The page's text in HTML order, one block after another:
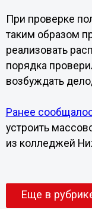
При проверке
таким образом
реализовать
порядка
возбуждать
Ранее
устроить
из колледжей
Еще в